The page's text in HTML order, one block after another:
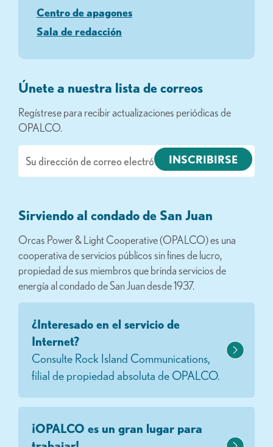
Centro de apagones
Sala de redacción
Únete a nuestra lista de correos
Regístrese para recibir actualizaciones periódicas de
OPALCO.
electrónico
Sirviendo al condado de San Juan
Orcas Power & Light Cooperative (OPALCO) es una
cooperativa de servicios públicos sin fines de lucro,
propiedad de sus miembros que brinda servicios de
energía al condado de San Juan desde 1937.
¿Interesado en el servicio de
Internet?
Consulte Rock Island Communications,
filial de propiedad absoluta de OPALCO.
¡OPALCO es un gran lugar para